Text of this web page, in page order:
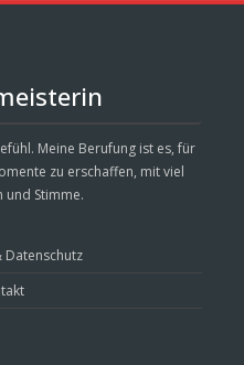
Meine Berufung ist es, für
zu erschaffen, mit viel
und Stimme.
Datenschutz